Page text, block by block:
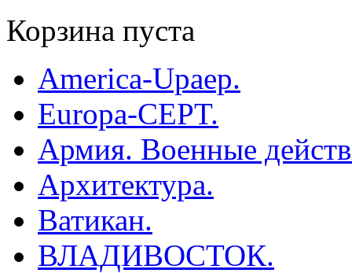
Корзина пуста
America-Upaep.
Europa-CEPT.
Армия. Военные
Архитектура.
Ватикан.
ВЛАДИВОСТОК.